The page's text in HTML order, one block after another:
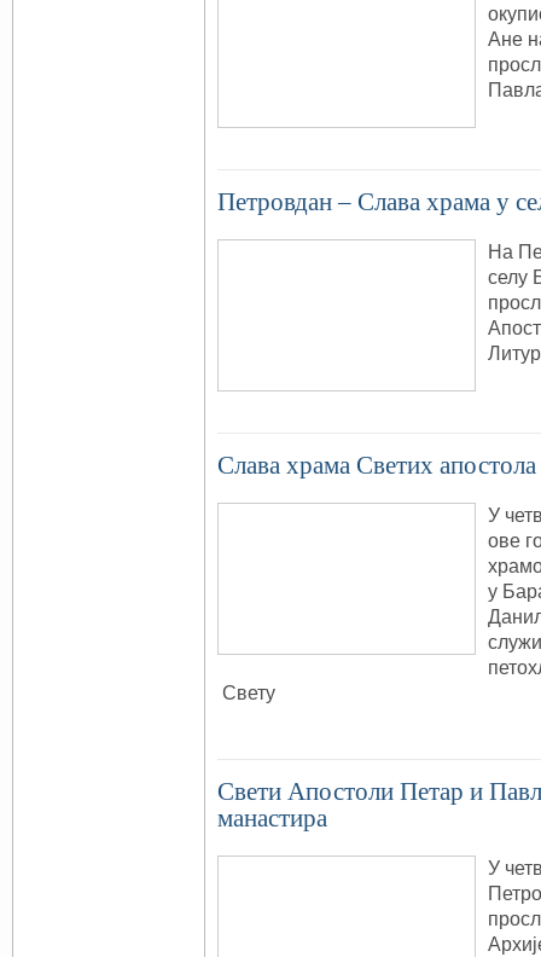
Ане
Петровдан – Слава храма у
На
селу
Слава храма Светих
У
ове
у
Свету
Свети Апостоли Петар и
манастира
У